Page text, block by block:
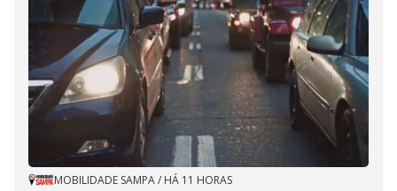
MOBILIDADE SAMPA/ HÁ 11 HORAS